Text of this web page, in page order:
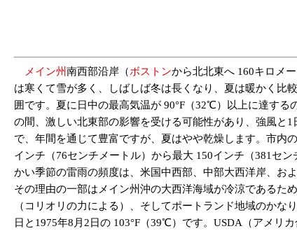
メイン州南西部沿岸（ボストンから北北東へ 160キロメ
は寒くて雪が多く、しばしば冬は長くなり、夏は暖かく
囲です。夏に日中の最高気温が 90°F（32℃）以上に達す
の間、激しい北東部の影響を受ける可能性があり、強風と
で、年間を通じて豊富ですが、夏はやや乾燥します。市内
インチ（76センチメートル）から最大 150インチ（381セ
かい季節の雷雨の頻度は、米国中西部、中部大西洋岸、お
その理由の一部はメイン州沖の大西洋海域が冷涼であるた
（コリオリの力による）、そしてポートランド地域のか
日と1975年8月2日の 103°F（39℃）です。USDA（アメリ